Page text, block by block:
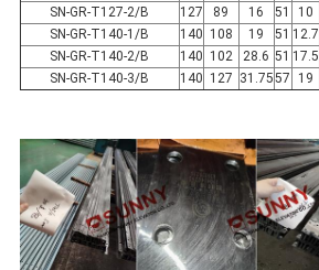
SN-GR-T127-2/B
127 89 16 51 10
SN-GR-T140-1/B
140 108 19 51 12.7
SN-GR-T140-2/B
140 102 28.6 51 17.5
SN-GR-T140-3/B
140 127 31.7557 19